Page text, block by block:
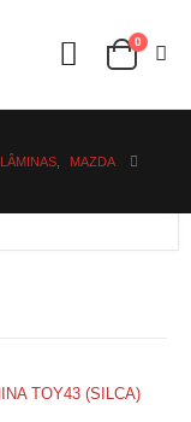
0
LÂMINAS
MAZDA